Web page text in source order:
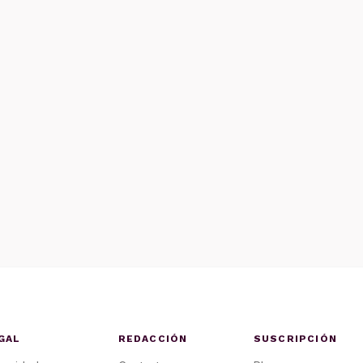
REDACCIÓN SUSCRIPCIÓN